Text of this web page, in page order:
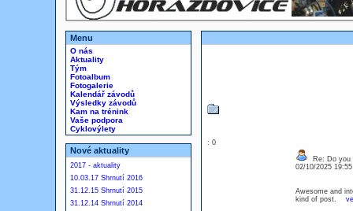
Menu
O nás
Aktuality
Tým
Fotoalbum
Fotogalerie
Kalendář závodů
Výsledky závodů
Kam na trénink
Vaše podpora
Cyklovýlety
Nové aktuality
2017 - aktuality
10.03.17 Shrnutí 2016
31.12.15 Shrnutí 2015
31.12.14 Shrnutí 2014
: 0
Re: Do you
02/10/2025
Awesome and
kind of post.